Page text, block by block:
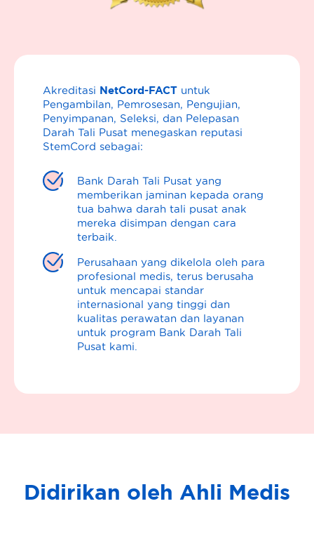
Akreditasi NetCord-FACTuntuk
Pengambilan, Pemrosesan, Pengujian,
Penyimpanan, Seleksi, dan Pelepasan
Darah Tali Pusat menegaskan reputasi
StemCord sebagai:
Bank Darah Tali Pusat yang
memberikan jaminan kepada orang
tua bahwa darah tali pusat anak
mereka disimpan dengan cara
terbaik.
Perusahaan yang dikelola oleh para
profesional medis, terus berusaha
untuk mencapai standar
internasional yang tinggi dan
kualitas perawatan dan layanan
untuk program Bank Darah Tali
Pusat kami.
Didirikan oleh Ahli Medis